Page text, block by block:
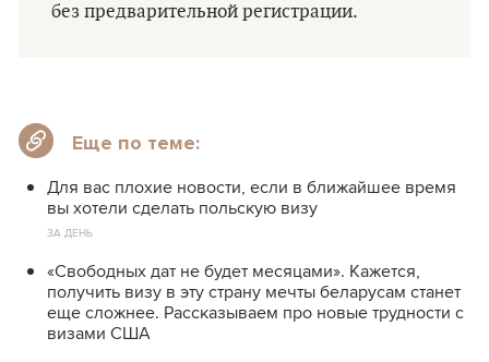
без предварительной регистрации.
Еще по теме:
Для вас плохие новости, если в ближайшее время
вы хотели сделать польскую визу
ЗА ДЕНЬ
«Свободных дат не будет месяцами». Кажется,
получить визу в эту страну мечты беларусам станет
еще сложнее. Рассказываем про новые трудности с
визами США